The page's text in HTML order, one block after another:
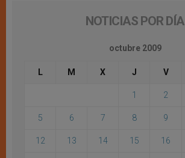
NOTICIAS POR DÍA
octubre 2009
L M X J V
1 2
5 6 7 8 9
12 13 14 15 16